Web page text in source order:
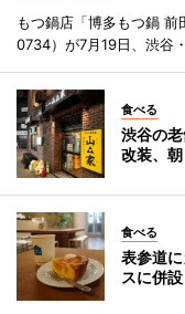
もつ鍋店「博多もつ鍋
0734）が7月19日、渋谷
食べる
渋谷の
改装、
食べる
表参道
スに併設